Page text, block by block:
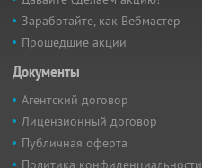
Заработайте, как Вебмастер
Прошедшие акции
Документы
Агентский договор
Лицензионный договор
Публичная оферта
Политика конфиденциальности